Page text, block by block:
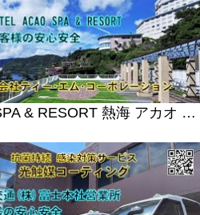
ACAO SPA & RESORT 熱海 アカオ ホテル 光触媒コーティング 抗菌